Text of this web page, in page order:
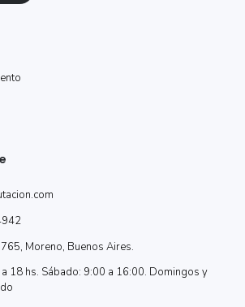
Moreno, Buenos Aires.
18 hs. Sábado: 9:00 a 16:00. Domingos y